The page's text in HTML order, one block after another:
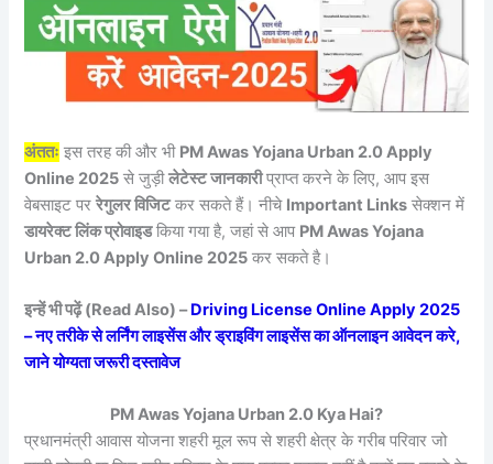
अंततः इस तरह की और भी PM Awas Yojana Urban 2.0 Apply
Online 2025 से जुड़ीलेटेस्ट जानकारीप्राप्त करने के लिए, आप इस
वेबसाइट पररेगुलर विजिटकर सकते हैं। नीचे Important Links सेक्शन में
डायरेक्ट लिंक प्रोवाइडकिया गया है, जहां से आप PM Awas Yojana
Urban 2.0 Apply Online 2025 कर सकते है।
इन्हें भी पढ़ें (Read Also) –Driving License Online Apply 2025
– नए तरीके से लर्निंग लाइसेंस और ड्राइविंग लाइसेंस का ऑनलाइन आवेदन करे,
जाने योग्यता जरूरी दस्तावेज
PM Awas Yojana Urban 2.0 Kya Hai?
प्रधानमंत्री आवास योजना शहरी मूल रूप से शहरी क्षेत्र के गरीब परिवार जो